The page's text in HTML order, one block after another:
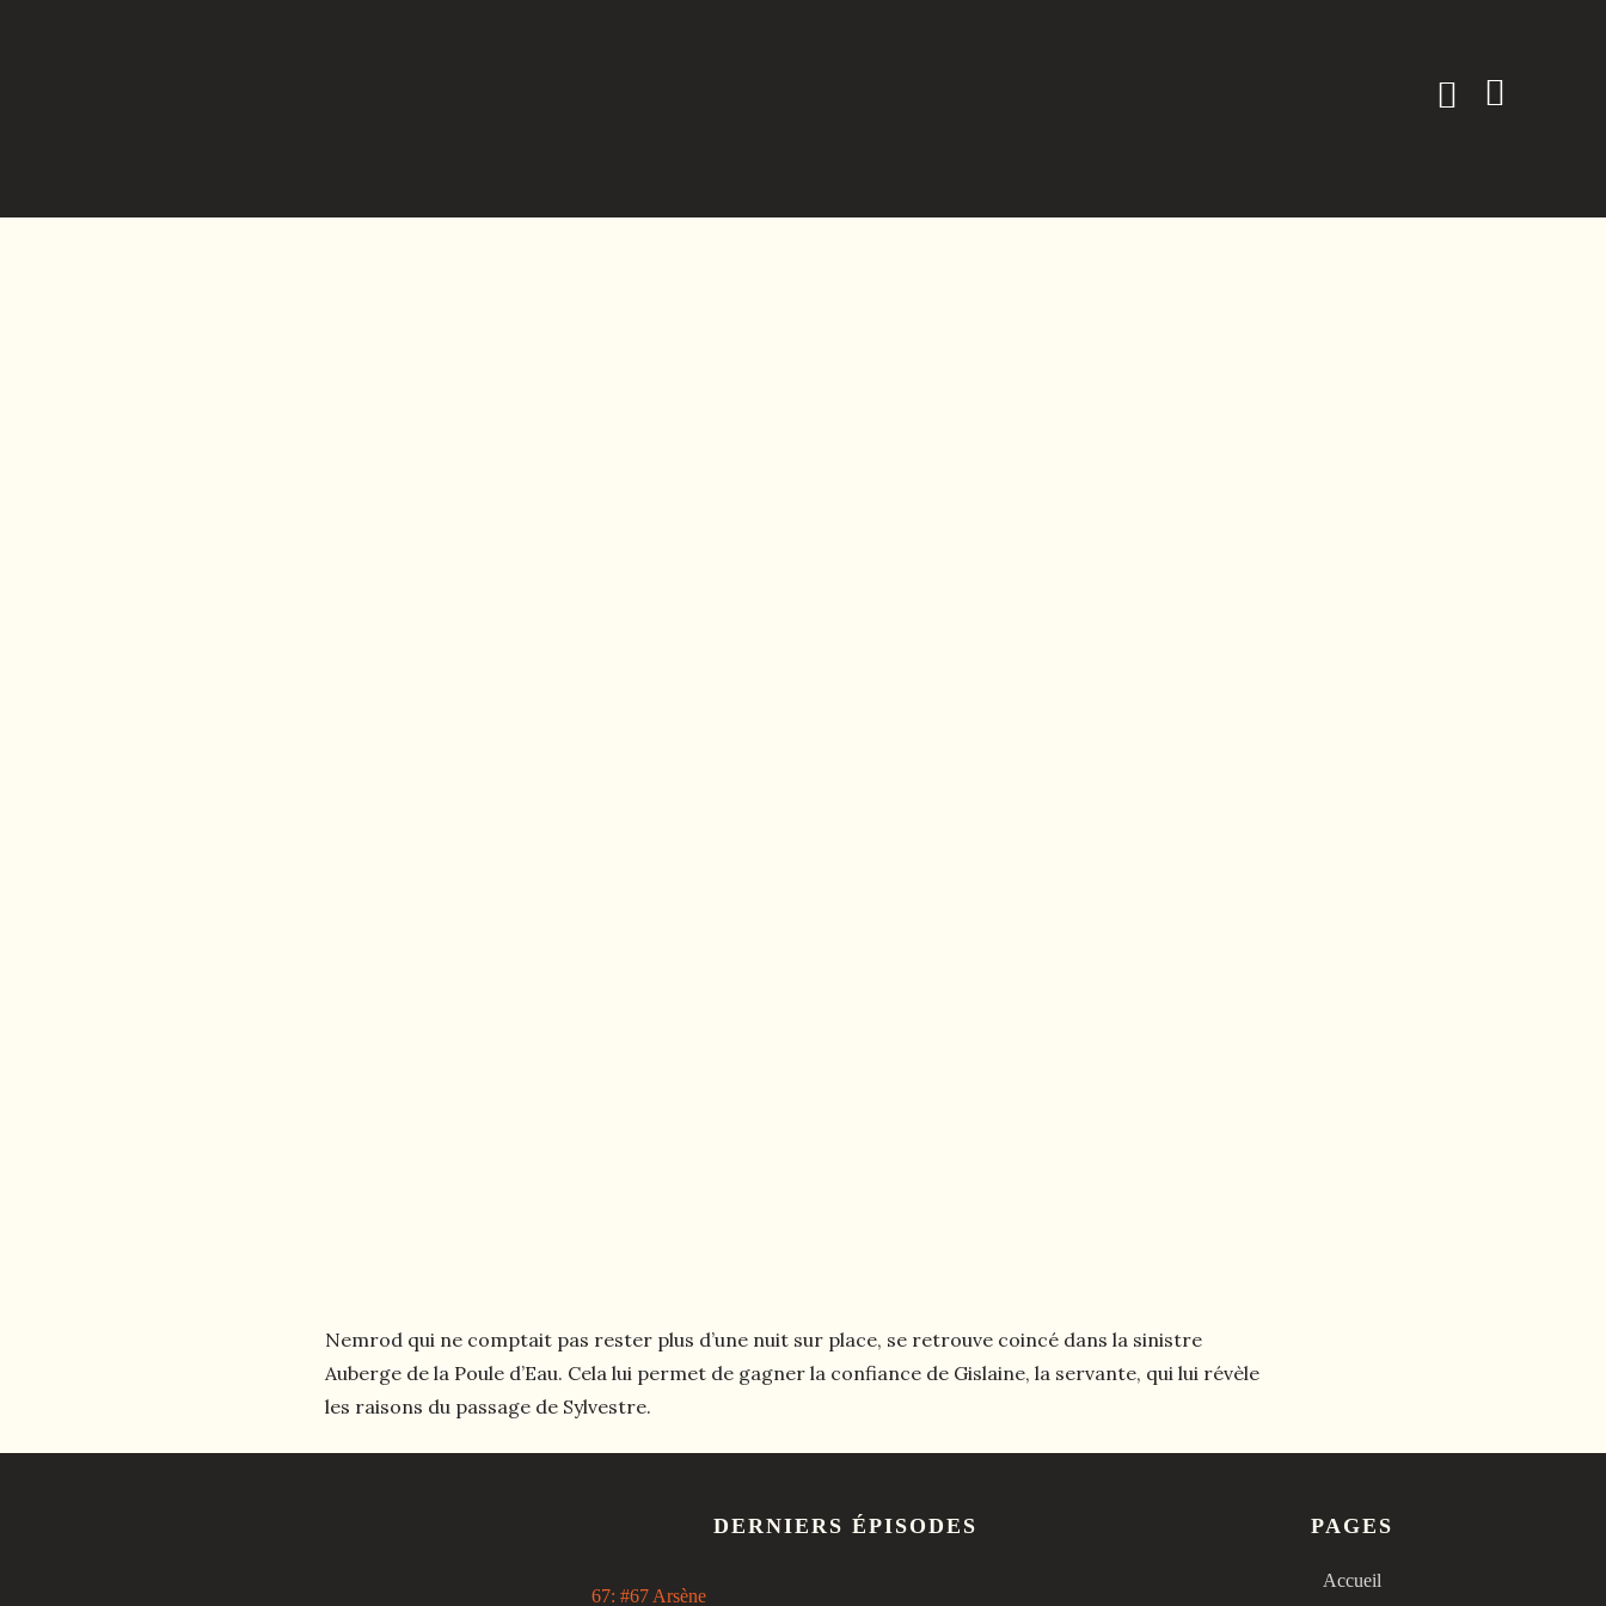
Nemrod qui ne comptait pas rester plus d’une nuit sur place, se retrouve coincé dans la sinistre
Auberge de la Poule d’Eau. Cela lui permet de gagner la confiance de Gislaine, la servante, qui lui révèle
les raisons du passage de Sylvestre.
DERNIERS ÉPISODES
67: #67 Arsène
PAGES
Accueil